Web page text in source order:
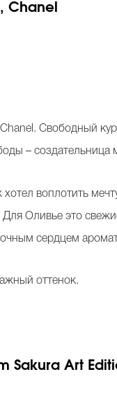
Chanel
Свободный
–
воплотить
Оливье это
сердцем
оттенок.
Sakura Art